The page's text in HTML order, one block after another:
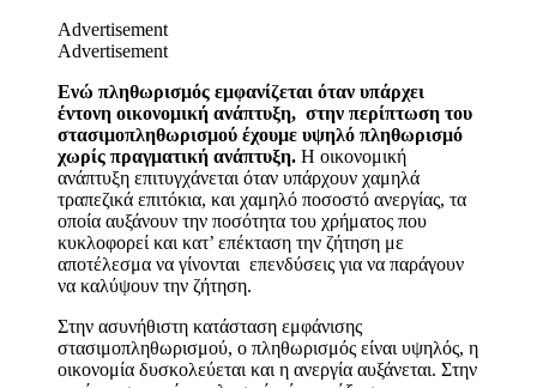
Advertisement
Advertisement
Ενώ πληθωρισμός εμφανίζεται όταν υπάρχει
έντονη οικονομική ανάπτυξη, στην περίπτωση του
στασιμοπληθωρισμού έχουμε υψηλό πληθωρισμό
χωρίς πραγματική ανάπτυξη. Η οικονομική
ανάπτυξη επιτυγχάνεται όταν υπάρχουν χαμηλά
τραπεζικά επιτόκια, και χαμηλό ποσοστό ανεργίας, τα
οποία αυξάνουν την ποσότητα του χρήματος που
κυκλοφορεί και κατ’ επέκταση την ζήτηση με
αποτέλεσμα να γίνονται επενδύσεις για να παράγουν
να καλύψουν την ζήτηση.
Στην ασυνήθιστη κατάσταση εμφάνισης
στασιμοπληθωρισμού, ο πληθωρισμός είναι υψηλός, η
οικονομία δυσκολεύεται και η ανεργία αυξάνεται. Στην